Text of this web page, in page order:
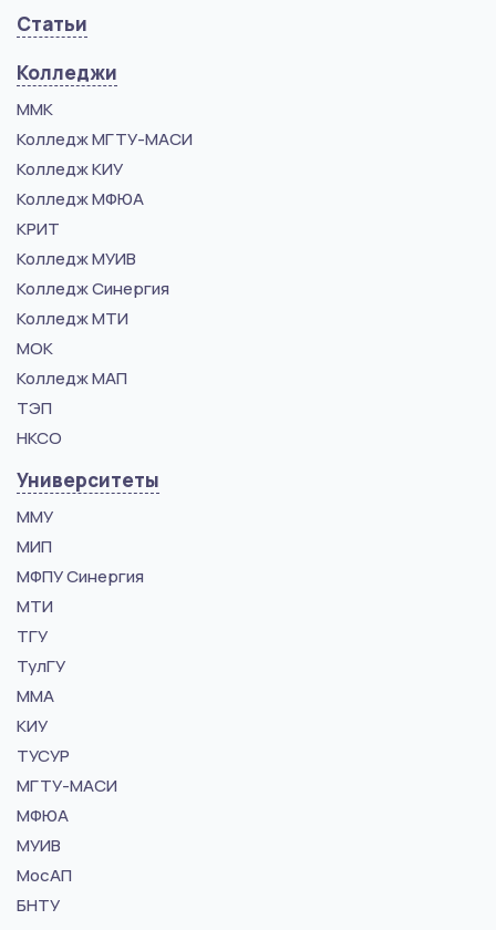
Статьи
Колледжи
ММК
Колледж МГТУ-МАСИ
Колледж КИУ
Колледж МФЮА
КРИТ
Колледж МУИВ
Колледж Синергия
Колледж МТИ
МОК
Колледж МАП
ТЭП
НКСО
Университеты
ММУ
МИП
МФПУ Синергия
МТИ
ТГУ
ТулГУ
ММА
КИУ
ТУСУР
МГТУ-МАСИ
МФЮА
МУИВ
МосАП
БНТУ